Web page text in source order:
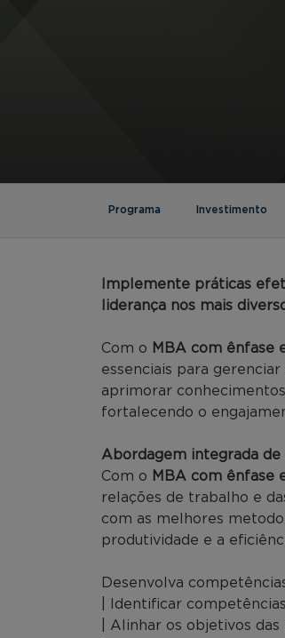
Programa Investimento
Implemente práticas
liderança nos mais
Com o MBA com ênfase
essenciais para
aprimorar
fortalecendo o
Abordagem integrada de
Com o MBA com ênfase
relações de trabalho e
com as melhores
produtividade e a
Desenvolva
| Identificar
| Alinhar os objetivos